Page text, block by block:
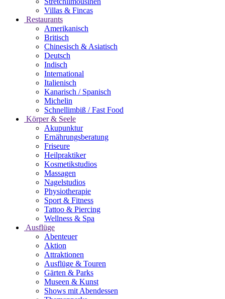
Villas & Fincas
Restaurants
Amerikanisch
Britisch
Chinesisch & Asiatisch
Deutsch
Indisch
International
Italienisch
Kanarisch / Spanisch
Michelin
Schnellimbiß / Fast Food
Körper & Seele
Akupunktur
Ernährungsberatung
Friseure
Heilpraktiker
Kosmetikstudios
Massagen
Nagelstudios
Physiotherapie
Sport & Fitness
Tattoo & Piercing
Wellness & Spa
Ausflüge
Abenteuer
Aktion
Attraktionen
Ausflüge & Touren
Gärten & Parks
Museen & Kunst
Shows mit Abendessen